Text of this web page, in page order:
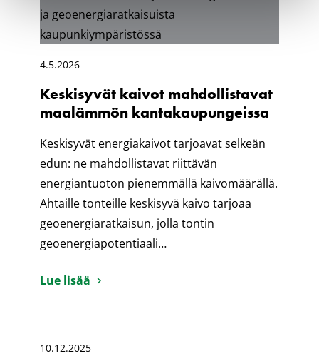
4.5.2026
Keskisyvät kaivot mahdollistavat
maalämmön kanta­kaupungeissa
Keskisyvät energiakaivot tarjoavat selkeän
edun: ne mahdollistavat riittävän
energiantuoton pienemmällä kaivomäärällä.
Ahtaille tonteille keskisyvä kaivo tarjoaa
geoenergiaratkaisun, jolla tontin
geoenergiapotentiaali…
Lue lisää
10.12.2025